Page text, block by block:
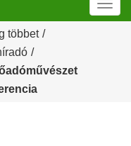
többet /
/